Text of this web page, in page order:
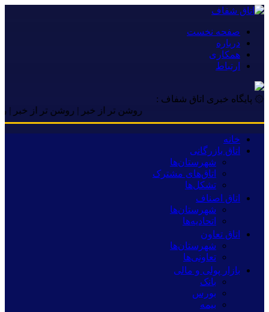
صفحه نخست
درباره
همکاری
ارتباط
۞ پایگاه خبری اتاق شفاف :
روشن تر از خبر | روشن تر از خبر | روشن
خانه
اتاق بازرگانی
شهرستان‌ها
اتاق‌های مشترک
تشکل‌ها
اتاق اصناف
شهرستان‌ها
اتحادیه‌ها
اتاق تعاون
شهرستان‌ها
تعاونی‌ها
بازار پولی و مالی
بانک
بورس
بیمه